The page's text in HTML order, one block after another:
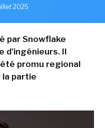
2025
par Snowflake
d'ingénieurs. Il
promu regional
la partie